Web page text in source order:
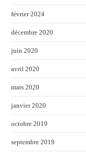
février 2024
décembre 2020
juin 2020
avril 2020
mars 2020
janvier 2020
octobre 2019
septembre 2019